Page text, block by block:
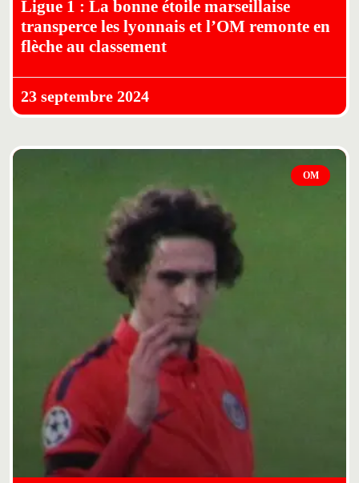
Ligue 1 : La bonne étoile marseillaise
transperce les lyonnais et l’OM remonte en
flèche au classement
23 septembre 2024
OM